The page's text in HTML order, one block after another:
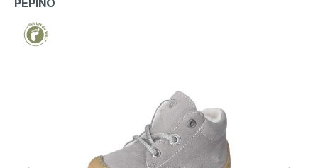
PEPINO